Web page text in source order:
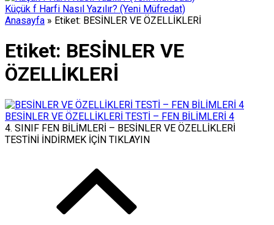
Küçük f Harfi Nasıl Yazılır? (Yeni Müfredat)
Anasayfa » Etiket: BESİNLER VE ÖZELLİKLERİ
Etiket: BESİNLER VE
ÖZELLİKLERİ
BESİNLER VE ÖZELLİKLERİ TESTİ – FEN BİLİMLERİ 4
4. SINIF FEN BİLİMLERİ – BESİNLER VE ÖZELLİKLERİ
TESTİNİ İNDİRMEK İÇİN TIKLAYIN